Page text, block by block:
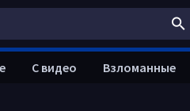
С видео Взломанные